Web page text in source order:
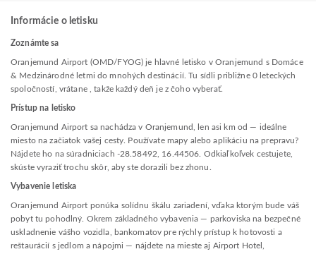
Informácie o letisku
Zoznámte sa
Oranjemund Airport (OMD/FYOG) je hlavné letisko v Oranjemund s Domáce
& Medzinárodné letmi do mnohých destinácií. Tu sídli približne 0 leteckých
spoločností, vrátane , takže každý deň je z čoho vyberať.
Prístup na letisko
Oranjemund Airport sa nachádza v Oranjemund, len asi km od — ideálne
miesto na začiatok vašej cesty. Používate mapy alebo aplikáciu na prepravu?
Nájdete ho na súradniciach -28.58492, 16.44506. Odkiaľkoľvek cestujete,
skúste vyraziť trochu skôr, aby ste dorazili bez zhonu.
Vybavenie letiska
Oranjemund Airport ponúka solídnu škálu zariadení, vďaka ktorým bude váš
pobyt tu pohodlný. Okrem základného vybavenia — parkoviska na bezpečné
uskladnenie vášho vozidla, bankomatov pre rýchly prístup k hotovosti a
reštaurácií s jedlom a nápojmi — nájdete na mieste aj Airport Hotel,